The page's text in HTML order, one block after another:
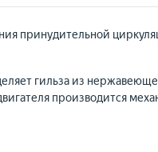
принудительной
гильза из
производится